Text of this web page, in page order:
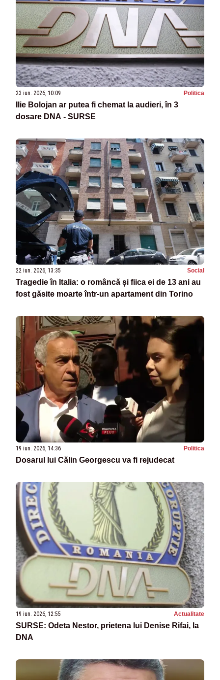
23 iun. 2026, 10:09 Politica
Ilie Bolojan ar putea fi chemat la audieri, în 3
dosare DNA - SURSE
22 iun. 2026, 13:35 Social
Tragedie în Italia: o româncă și fiica ei de 13 ani au
fost găsite moarte într-un apartament din Torino
19 iun. 2026, 14:36 Politica
Dosarul lui Călin Georgescu va fi rejudecat
19 iun. 2026, 12:55 Actualitate
SURSE: Odeta Nestor, prietena lui Denise Rifai, la
DNA